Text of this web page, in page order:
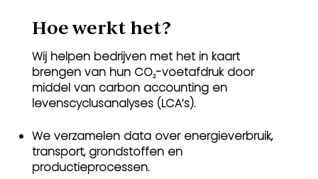
Hoe werkt het?​
Wij helpen bedrijven met het in kaart
brengen van hun CO₂-voetafdruk door
middel van carbon accounting en
levenscyclusanalyses (LCA’s).
We verzamelen data over energieverbruik,
transport, grondstoffen en
productieprocessen.